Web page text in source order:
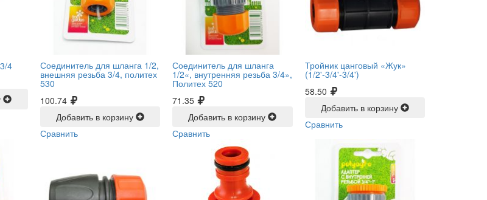
4
Соединитель для шланга 1/2,
внешняя резьба 3/4, политех
530
100.74
Добавить в корзину
Сравнить
Соединитель для шланга
1/2«, внутренняя резьба 3/4»,
Политех 520
71.35
Добавить в корзину
Сравнить
Тройник цанговый «Жук»
(1/2'-3/4'-3/4')
58.50
Добавить в корзину
Сравнить